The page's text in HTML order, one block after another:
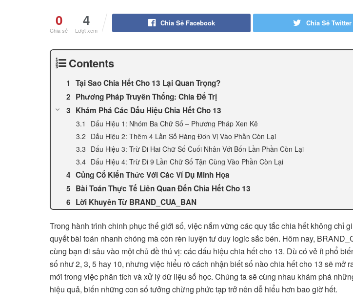
0
Chia sẻ
4
Lượt xem
Chia Sẻ Facebook Chia Sẻ Twitter
Contents
Tại Sao Chia Hết Cho 13 Lại Quan Trọng?
Phương Pháp Truyền Thống: Chia Để Trị
Khám Phá Các Dấu Hiệu Chia Hết Cho 13
Dấu Hiệu 1: Nhóm Ba Chữ Số – Phương Pháp Xen Kẽ
Dấu Hiệu 2: Thêm 4 Lần Số Hàng Đơn Vị Vào Phần Còn Lại
Dấu Hiệu 3: Trừ Đi Hai Chữ Số Cuối Nhân Với Bốn Lần Phần Còn Lại
Dấu Hiệu 4: Trừ Đi 9 Lần Chữ Số Tận Cùng Vào Phần Còn Lại
Củng Cố Kiến Thức Với Các Ví Dụ Minh Họa
Bài Toán Thực Tế Liên Quan Đến Chia Hết Cho 13
Lời Khuyên Từ BRAND_CUA_BAN
Trong hành trình chinh phục thế giới số, việc nắm vững các quy tắc chia hết không chỉ
quyết bài toán nhanh chóng mà còn rèn luyện tư duy logic sắc bén. Hôm nay,
cùng bạn đi sâu vào một chủ đề thú vị: các dấu hiệu chia hết cho 13. Dù có vẻ ít phổ
số như 2, 3, 5 hay 10, nhưng việc hiểu rõ cách nhận biết số nào chia hết cho 13 sẽ mở
mới trong việc phân tích và xử lý dữ liệu số học. Chúng ta sẽ cùng nhau khám phá
hiệu quả, biến những con số tưởng chừng phức tạp trở nên dễ hiểu hơn bao giờ hết.